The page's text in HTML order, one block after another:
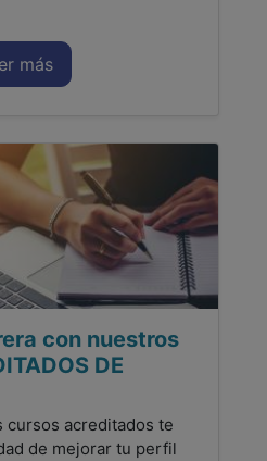
más
con nuestros
DE
cursos acreditados te
de mejorar tu perfil